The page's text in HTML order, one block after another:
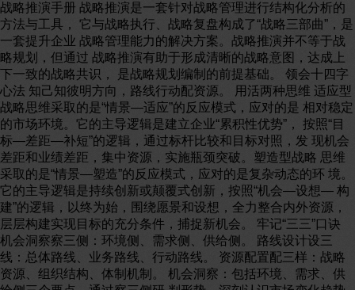
战略推演手册 战略推演是一套针对战略管理进行结构化分析的
方法与工具， 它与战略执行、战略复盘构成了“战略三部曲”，是
一套提升企业 战略管理能力的解决方案。战略推演并不等于战
略规划，但通过 战略推演有助于形成清晰的战略意图，达成上
下一致的战略共识， 是战略规划编制的前提基础。 领会十四字
心法 知己知彼明方向，路线行动配资源。 用活两种思维 适应型
战略思维采取的是“情景—适应”的反应模式，应对的是 相对稳定
的市场环境。它的主导逻辑是建立企业“累积性优势”， 按照“目
标—差距—补短”的逻辑，通过标杆比较和目标对照，发 现机会
差距和业绩差距，集中资源，实施瓶颈突破。塑造型战略 思维
采取的是“情景—塑造”的反应模式，应对的是复杂动态的环 境。
它的主导逻辑是持续创新或颠覆式创新，按照“机会—设想— 构
建”的逻辑，以终为始，围绕愿景和设想，全力整合内外资源，
层层构建实现目标的充分条件，捕捉新机会。 牢记“三三”口诀
机会洞察察三侧：环境侧、需求侧、供给侧。 路线设计设三
线：总体路线、业务路线、行动路线。 资源配置配三样：战略
资源、组织结构、体制机制。 机会洞察：包括环境、需求、供